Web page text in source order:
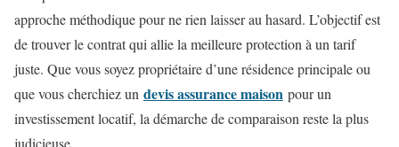
approche méthodique pour ne rien laisser au hasard. L’objectif est
de trouver le contrat qui allie la meilleure protection à un tarif
juste. Que vous soyez propriétaire d’une résidence principale ou
que vous cherchiez un devis assurance maison pour un
investissement locatif, la démarche de comparaison reste la plus
judicieuse.